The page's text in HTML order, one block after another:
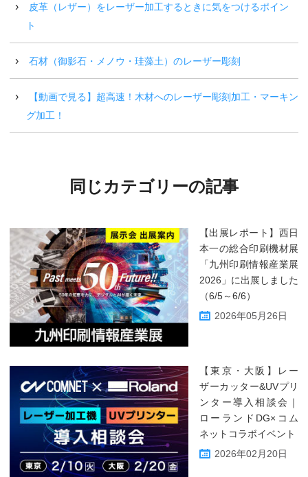
皮革（レザー）をレーザー加工するときに気をつけるポイン
ト
石材（御影石・メノウ・珪藻土）のレーザー彫刻
【動画で見る】超高速！木材へのレーザー彫刻加工・マーキン
グ加工！
同じカテゴリーの記事
【出展レポート】西日
本一の総合印刷機材展
「九州印刷情報産業展
2026」に出展しました
（6/5～6/6）
2026年05月26日
【東京・大阪】レー
ザーカッター&UVプリ
ンター導入相談会｜
ローランドDG×コム
ネットコラボイベント
2026年02月20日